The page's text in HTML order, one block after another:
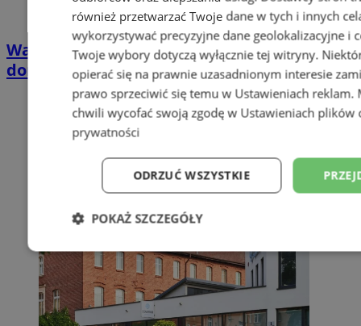
Wakacyjny wypoczynek nad Bałtykiem w
domkach Szmaragdowe Morze
również przetwarzać Twoje dane w tych i innych
wykorzystywać precyzyjne dane geolokalizacyjne i
Twoje wybory dotyczą wyłącznie tej witryny.
opierać się na prawnie uzasadnionym interesie
prawo sprzeciwić się temu w Ustawieniach reklam.
chwili wycofać swoją zgodę w Ustawieniach plików
prywatności
ODRZUĆ WSZYSTKIE
POKAŻ SZCZEGÓŁY
Niezbędne Wydajność
Niesklasyfikowane